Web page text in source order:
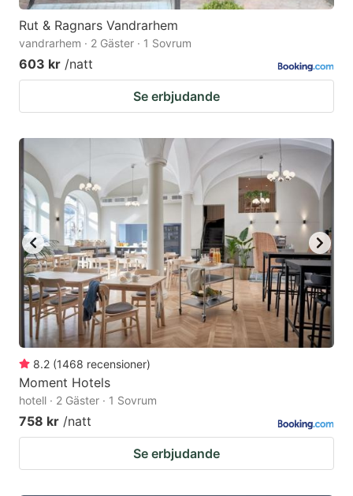
Rut & Ragnars Vandrarhem
vandrarhem · 2 Gäster · 1 Sovrum
603 kr /natt
Se erbjudande
8.2 (1468 recensioner)
Moment Hotels
hotell · 2 Gäster · 1 Sovrum
758 kr /natt
Se erbjudande